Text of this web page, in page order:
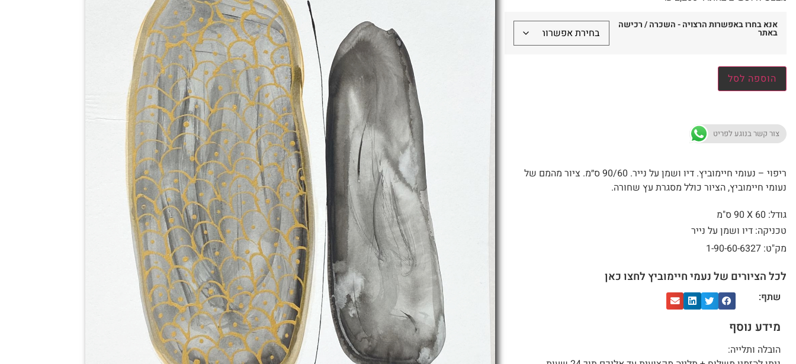
אנא בחרו באפשרות הרצויה - השכרה / רכישה
באתר
הוספה לסל
צור קשר בנוגע לפריט
ריפוי – נעומי חיימוביץ. דיו ושמן על נייר. 90/60 ס״מ. ציור מהמם של
נעומי חיימוביץ, הציור כולל מסגרת עץ שחורה.
גודל: 60 X
90 ס"מ
טכניקה: דיו ושמן על נייר
מק"ט: 1-90-60-6327
לכל הציורים של נעמי חיימוביץ לחצו כאן
שתף:
מידע נוסף
הובלה ותלייה: